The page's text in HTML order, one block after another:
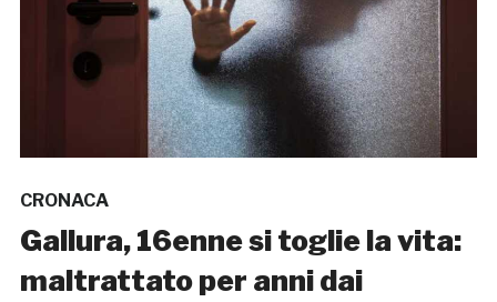
CRONACA
Gallura, 16enne si toglie la vita:
maltrattato per anni dai